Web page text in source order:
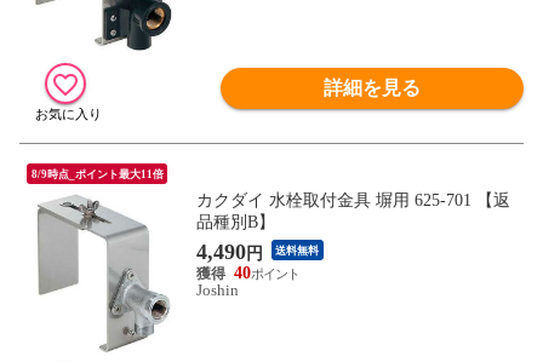
詳細を見る
8/9時点_ポイント最大11倍
カクダイ 水栓取付金具 塀用 625-701 【返
品種別B】
4,490円 送料無料
40
Joshin